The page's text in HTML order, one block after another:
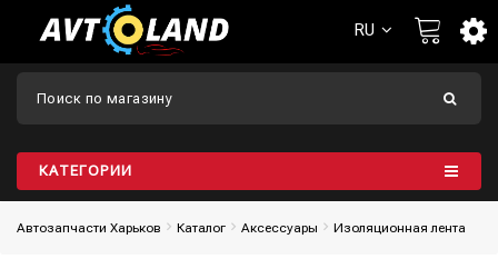
RU
КАТЕГОРИИ
Автозапчасти Харьков Каталог Aксессуары Изоляционная лента